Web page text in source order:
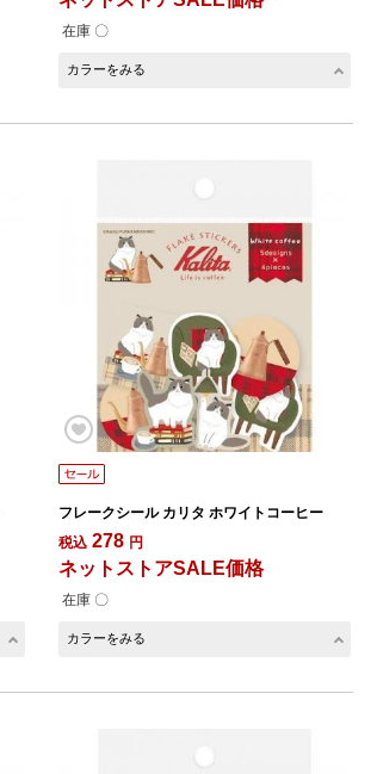
在庫 〇
カラーをみる
フレークシール カリタ ホワイトコーヒー
税込 278 円
ネットストアSALE価格
在庫 〇
カラーをみる